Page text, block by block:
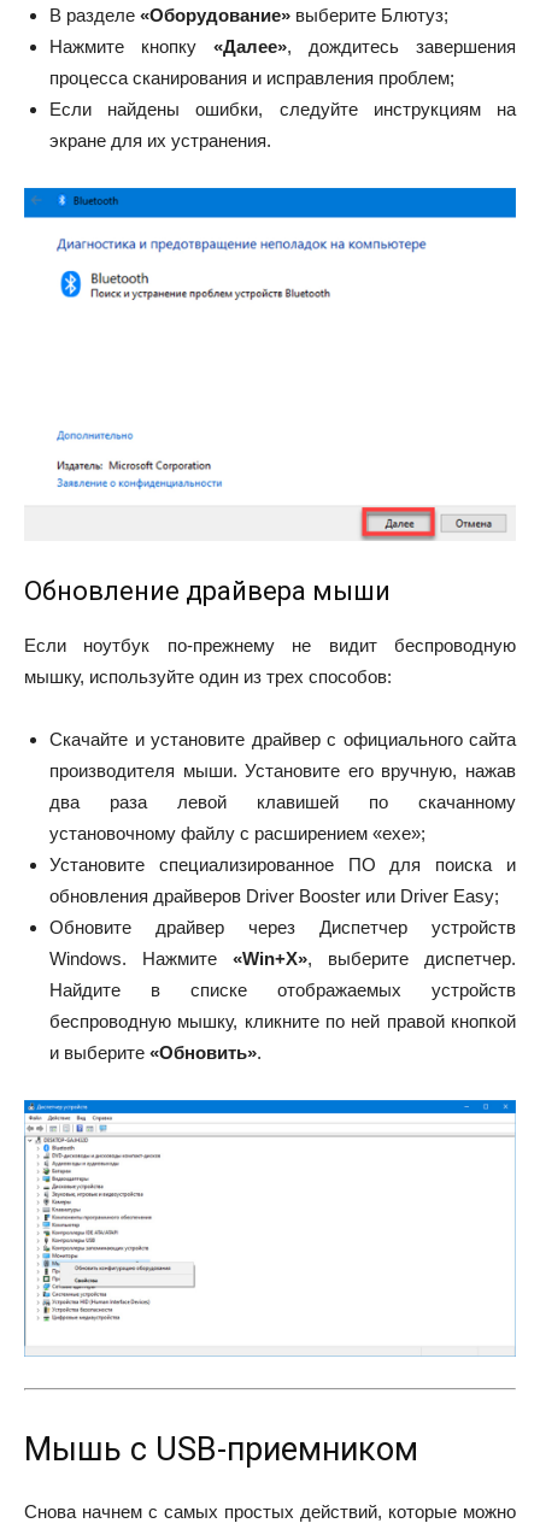
В разделе «Оборудование» выберите Блютуз;
Нажмите кнопку «Далее», дождитесь завершения
процесса сканирования и исправления проблем;
Если найдены ошибки, следуйте инструкциям на
экране для их устранения.
Обновление драйвера мыши
Если ноутбук по-прежнему не видит беспроводную
мышку, используйте один из трех способов:
Скачайте и установите драйвер с официального сайта
производителя мыши. Установите его вручную, нажав
два раза левой клавишей по скачанному
установочному файлу с расширением «exe»;
Установите специализированное ПО для поиска и
обновления драйверов Driver Booster или Driver Easy;
Обновите драйвер через Диспетчер устройств
Windows. Нажмите «Win+Х», выберите диспетчер.
Найдите в списке отображаемых устройств
беспроводную мышку, кликните по ней правой кнопкой
и выберите «Обновить».
Мышь с USB-приемником
Снова начнем с самых простых действий, которые можно